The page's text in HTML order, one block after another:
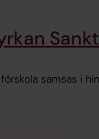
samsas i